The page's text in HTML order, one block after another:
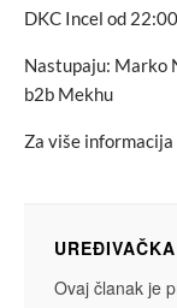
DKC Incel od
Nastupaju: Marko
b2b Mekhu
Za više
Ovaj članak je